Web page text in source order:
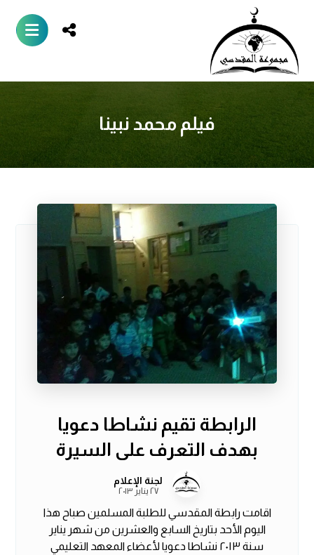
فيلم محمد نبينا
الرابطة تقيم نشاطا دعويا
بهدف التعرف على السيرة
لجنة الإعلام
٢٧ يناير ٢٠١٣
اقامت رابطة المقدسي للطلبة المسلمين صباح هذا
اليوم الأحد بتاريخ السابع والعشرين من شهر يناير
سنة ٢٠١٣ نشاطا دعويا لأعضاء المعهد التعليمي